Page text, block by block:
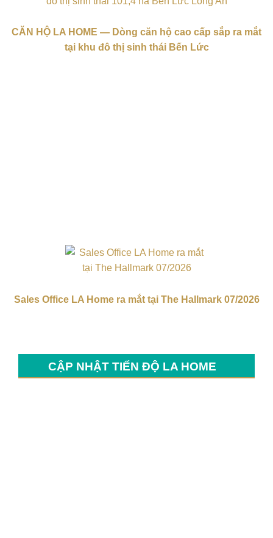
CĂN HỘ LA HOME — Dòng căn hộ cao cấp sắp ra mắt
tại khu đô thị sinh thái Bến Lức
Sales Office LA Home ra mắt tại The Hallmark 07/2026
CẬP NHẬT TIẾN ĐỘ LA HOME